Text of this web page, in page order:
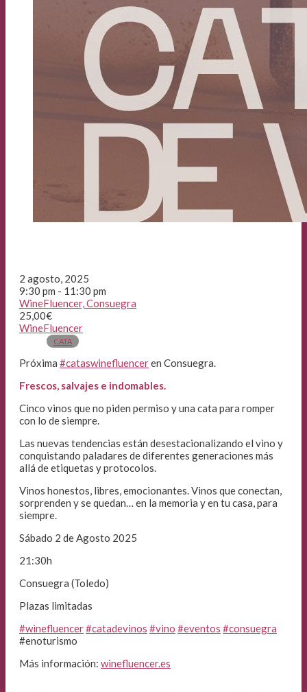
2 agosto, 2025
9:30 pm - 11:30 pm
WineFluencer, Consuegra
25,00€
WineFluencer
CATA
Próxima #cataswinefluenceren Consuegra.
Frescos, salvajes e indomables.
Cinco vinos que no piden permiso y una cata para romper
con lo de siempre.
Las nuevas tendencias están desestacionalizando el vino y
conquistando paladares de diferentes generaciones más
allá de etiquetas y protocolos.
Vinos honestos, libres, emocionantes. Vinos que conectan,
sorprenden y se quedan… en la memoria y en tu casa, para
siempre.
Sábado 2 de Agosto 2025
21:30h
Consuegra (Toledo)
Plazas limitadas
#winefluencer#catadevinos #vino #eventos #consuegra
#enoturismo
Más información: winefluencer.es